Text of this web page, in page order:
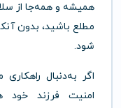
همیشه و همه‌جا از
مطلع باشید، بدون
شود.
اگر به‌دنبال
امنیت فرزند خود